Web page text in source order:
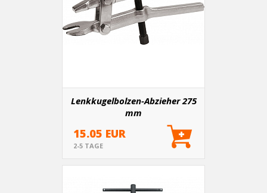
Lenkkugelbolzen-Abzieher 275
mm
15.05 EUR
2-5 TAGE